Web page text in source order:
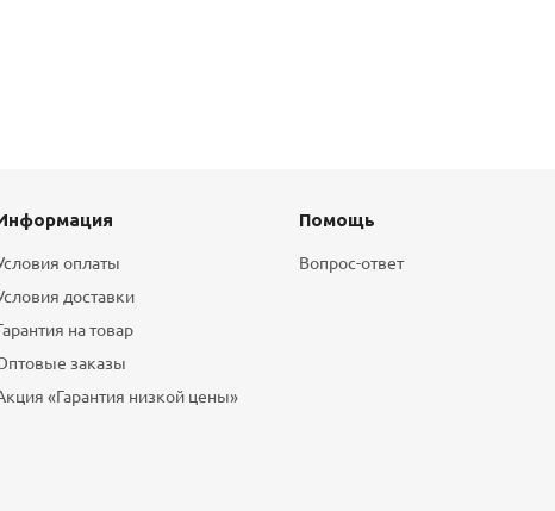
оплаты
доставки
на товар
заказы
«Гарантия низкой цены»
Помощь
Вопрос-ответ